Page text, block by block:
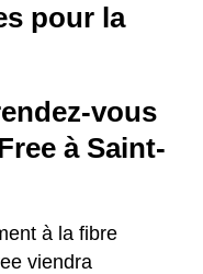
pour la
vous
à Saint-
à la fibre
viendra